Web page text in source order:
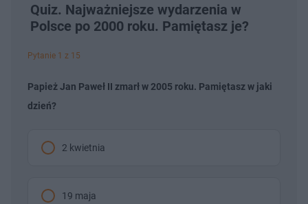
Quiz. Najważniejsze wydarzenia w
Polsce po 2000 roku. Pamiętasz je?
Pytanie 1 z 15
Papież Jan Paweł II zmarł w 2005 roku. Pamiętasz w jaki
dzień?
2 kwietnia
19 maja